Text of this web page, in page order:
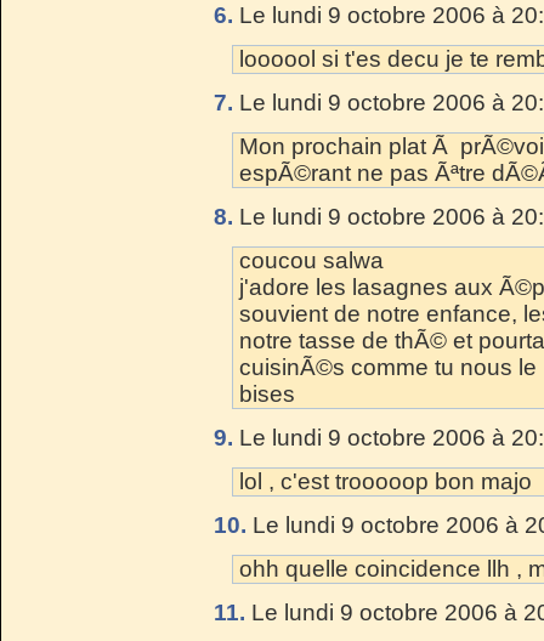
6. Le lundi 9 octobre 2006 à
loooool si t'es decu je te
7. Le lundi 9 octobre 2006 à
Mon prochain plat Ã
espÃ©rant ne pas Ãªtre
8. Le lundi 9 octobre 2006 à
coucou salwa
j'adore les lasagnes aux
souvient de notre enfance,
notre tasse de thÃ© et
cuisinÃ©s comme tu nous
bises
9. Le lundi 9 octobre 2006 à
lol , c'est trooooop bon majo
10. Le lundi 9 octobre 2006 à
ohh quelle coincidence llh ,
11. Le lundi 9 octobre 2006 à